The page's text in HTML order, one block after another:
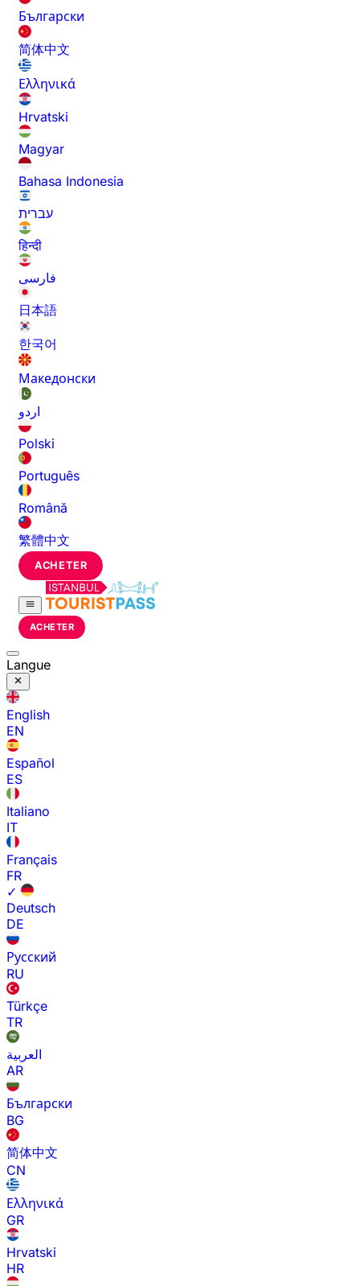
Български
简体中文
Ελληνικά
Hrvatski
Magyar
Bahasa Indonesia
עברית
हिन्दी
فارسی
日本語
한국어
Македонски
اردو
Polski
Português
Română
繁體中文
ACHETER
ACHETER
Langue
English
EN
Español
ES
Italiano
IT
Français
FR
✓
Deutsch
DE
Русский
RU
Türkçe
TR
العربية
AR
Български
BG
简体中文
CN
Ελληνικά
GR
Hrvatski
HR